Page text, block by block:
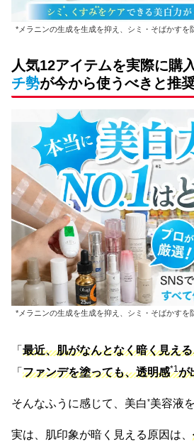
*メラニンの生成を生成を抑え、シミ・そばかすを
人気12アイテムを実際に購
チ勢が今から使うべきと推
*メラニンの生成を生成を抑え、シミ・そばかすを
「 最近、肌がなんとなく暗く見え
「 ファンデを塗っても、透明感*1が
そんなふうに感じて、美白*美容液
実は、肌印象が暗く見える原因は、